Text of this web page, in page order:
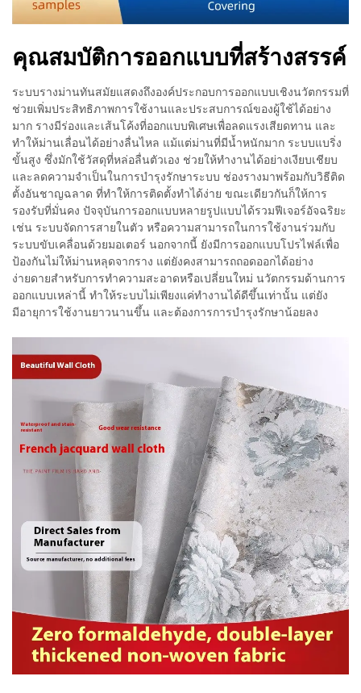
คุณสมบัติการออกแบบที่สร้างสรรค์
ระบบรางม่านทันสมัยแสดงถึงองค์ประกอบการออกแบบเชิงนวัตกรรมที่
ช่วยเพิ่มประสิทธิภาพการใช้งานและประสบการณ์ของผู้ใช้ได้อย่าง
มาก รางมีร่องและเส้นโค้งที่ออกแบบพิเศษเพื่อลดแรงเสียดทาน และ
ทำให้ม่านเลื่อนได้อย่างลื่นไหล แม้แต่ม่านที่มีน้ำหนักมาก ระบบแบริ่ง
ขั้นสูง ซึ่งมักใช้วัสดุที่หล่อลื่นตัวเอง ช่วยให้ทำงานได้อย่างเงียบเชียบ
และลดความจำเป็นในการบำรุงรักษาระบบ ช่องรางมาพร้อมกับวิธีติด
ตั้งอันชาญฉลาด ที่ทำให้การติดตั้งทำได้ง่าย ขณะเดียวกันก็ให้การ
รองรับที่มั่นคง ปัจจุบันการออกแบบหลายรูปแบบได้รวมฟีเจอร์อัจฉริยะ
เช่น ระบบจัดการสายในตัว หรือความสามารถในการใช้งานร่วมกับ
ระบบขับเคลื่อนด้วยมอเตอร์ นอกจากนี้ ยังมีการออกแบบโปรไฟล์เพื่อ
ป้องกันไม่ให้ม่านหลุดจากราง แต่ยังคงสามารถถอดออกได้อย่าง
ง่ายดายสำหรับการทำความสะอาดหรือเปลี่ยนใหม่ นวัตกรรมด้านการ
ออกแบบเหล่านี้ ทำให้ระบบไม่เพียงแค่ทำงานได้ดีขึ้นเท่านั้น แต่ยัง
มีอายุการใช้งานยาวนานขึ้น และต้องการการบำรุงรักษาน้อยลง